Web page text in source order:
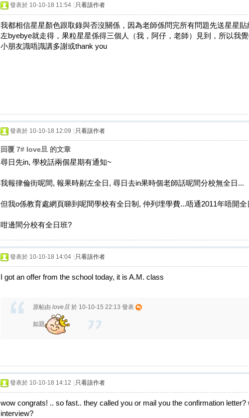
發表於 10-10-18 11:54 只看該作者
我都相信星星顏色跟取錄與否沒關係，因為老師係問完所有問題先送星星
左byebye就走得，果粒星星係得三個人（我，阿仔，老師）見到，所以我
小朋友識唔識講多謝或thank you
發表於 10-10-18 12:09 只看該作者
回覆 7# love旦 的文章
尋日先in, 學校話兩個星期有通知~
我報律倫街呢間, 報果時剔左全日, 尋日去in果時個老師話呢間分校無全日...
但我o係教育處網頁睇到呢間學校有全日制, 仲列埋學費...唔通2011年唔開全
咁邊間分校有全日班?
發表於 10-10-18 14:04 只看該作者
I got an offer from the school today, it is A.M. class
原帖由 love旦 於 10-10-15 22:13 發表
如題
發表於 10-10-18 14:12 只看該作者
wow congrats! .. so fast.. they called you or mail you the confirmation letter?
interview?